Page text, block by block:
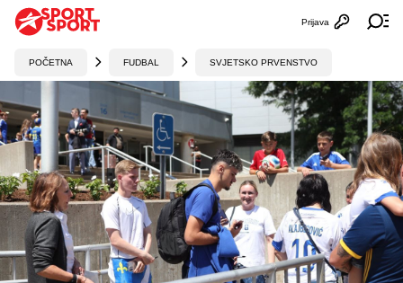
Otvori
Prijava
POČETNA FUDBAL SVJETSKO PRVENSTVO